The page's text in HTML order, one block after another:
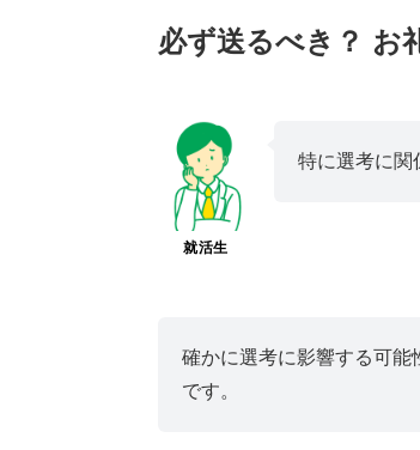
必ず送るべき？ お
就活生
特に選考に関
確かに選考に影響する可能
です。